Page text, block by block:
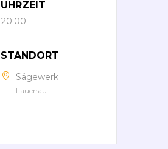
UHRZEIT
20:00
STANDORT
Sägewerk
Lauenau